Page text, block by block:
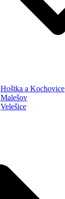
Hoštka a Kochovice
Malešov
Velešice